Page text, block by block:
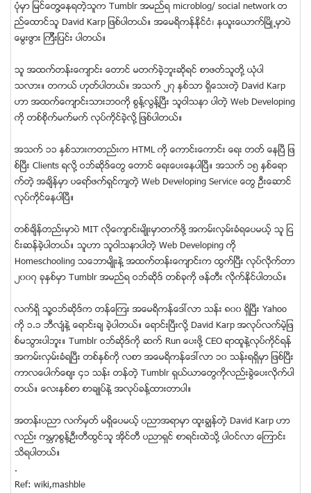
ပံုမွာ ျမင္ေတြ႔ေနရတ့ဲသူက Tumblr အမည္ရ microblog/ social network တ
ည္ေထာင္သူ David Karp ျဖစ္ပါတယ္။ အေမရိကန္ႏိုင္ငံ၊ နယူးေယာက္ျမိဳ ႔မွာပဲ
ေမြးဖြား ၾကီးျပင္း ပါတယ္။
သူ အထက္တန္းေက်ာင္း ေတာင္ မတက္ခဲ့ဘူးဆုိရင္ စာဖတ္သူတို႔ ယံုပါ
သလား။ တကယ္ ဟုတ္ပါတယ္။ အသက္ ၂၇ ႏွစ္သာ ရွိေသးတဲ့ David Karp
ဟာ အထက္ေက်ာင္းသားဘဝကို စြန္႔လြန္႔ျပီး သူဝါသနာ ပါတ့ဲ Web Developing
ကို တစ္စိုက္မက္မက္ လုပ္ကိုင္ခဲ့လို႔ ျဖစ္ပါတယ္။
အသက္ ၁၁ ႏွစ္သားကတည္းက HTML ကုိ ေကာင္းေကာင္း ေရး တတ္ ေနျပီ ျဖ
စ္ျပီး Clients ရလို႔ ဝဘ္ဆိုဒ္ေတြ ေတာင္ ေရးေပးေနပါျပီ။ အသက္ ၁၅ ႏွစ္ေရာ
က္တဲ့ အခ်ိန္မွာ ပေရာ္ဖက္ရွင္က်တဲ့ Web Developing Service ေတြ ဦးေဆာင္
လုပ္ကိုင္ေနပါျပီ။
တစ္ခ်ိန္တည္းမွာပဲ MIT လိုေက်ာင္းမ်ိဳးမွာတက္ဖုိ႔ အကမ္းလွမ္းခံရေပမယ့္ သူ ျင
င္းဆန္ခဲ့ပါတယ္။ သူဟာ သူဝါသနာပါတဲ့ Web Developing ကို
Homeschooling သေဘာမ်ိဳးနဲ႔ အထက္တန္းေက်ာင္းက ထြက္ျပီး လုပ္လိုက္တာ
၂၀၀၇ ခုႏွစ္မွာ Tumblr အမည္ရ ဝဘ္ဆိုဒ္ တစ္ခုကို ဖန္တီး လိုက္ႏိုင္ပါတယ္။
လက္ရွိ သူ႔ဝဘ္ဆုိဒ္က တန္ေၾကး အေမရိကန္ေဒၚလာ သန္း ၈၀၀ ရွိျပီး Yahoo
ကို ၁.၁ ဘီလ်ံနဲ႔ ေရာင္းခ် ခဲ့ပါတယ္။ ေရာင္းျပီးလို႔ David Karp အလုပ္လက္မဲ့ျဖ
စ္မသြားပါဘူး။ Tumblr ဝဘ္ဆုိဒ္ကို ဆက္ Run ေပးဖို႔ CEO ရာထူနဲ႔လုပ္ကိုင္ရန္
အကမ္းလွမ္းခံရျပီး တစ္ႏွစ္ကို လစာ အေမရိကန္ေဒၚလာ ၁၀ သန္းရရွိမွာ ျဖစ္ျပီး
ကာလေပါက္ေစ်း ၄၁ သန္း တန္တဲ့ Tumblr ရွယ္ယာေတြကိုလည္းခြဲေပးလိုက္ပါ
တယ္။ ေလးႏွစ္စာ စာခ်ဳပ္နဲ႔ အလုပ္ခန္႔ထားတာပါ။
အတန္းပညာ လက္မွတ္ မရွိေပမယ့္ ပညာအရာမွာ ထူးခြ်န္တဲ့ David Karp ဟာ
လည္း ကမၻာ့စြန္႔ဦးတီထြင္သူ အိုင္တီ ပညာရွင္ စာရင္းထဲသုိ႔ ပါဝင္လာ ေၾကာင္း
သိရပါတယ္။
.
Ref: wiki,mashble